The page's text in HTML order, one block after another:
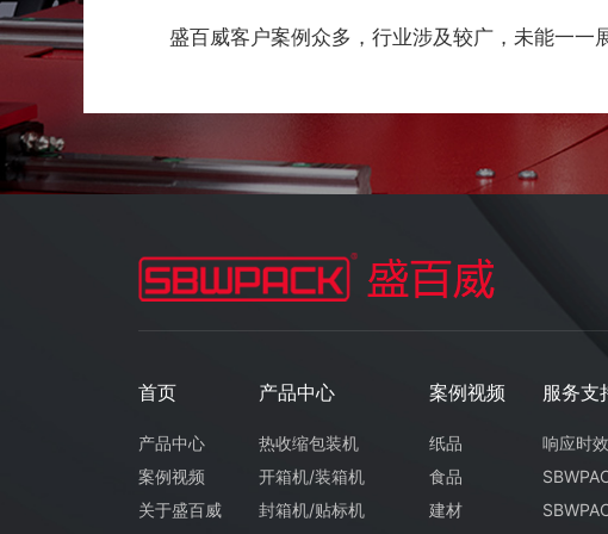
盛百威客户案例众多，行业涉及较广，未能一一
首页
产品中心
案例视频
关于盛百威
产品中心
热收缩包装机
开箱机/装箱机
封箱机/贴标机
案例视频
纸品
食品
建材
服务支
响应时效